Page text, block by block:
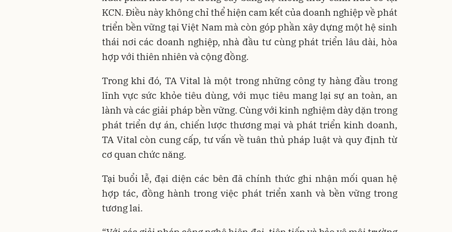
KCN. Điều này không chỉ thể hiện cam kết của doanh nghiệp về phát
triển bền vững tại Việt Nam mà còn góp phần xây dựng một hệ sinh
thái nơi các doanh nghiệp, nhà đầu tư cùng phát triển lâu dài, hòa
hợp với thiên nhiên và cộng đồng.
Trong khi đó, TA Vital là một trong những công ty hàng đầu trong
lĩnh vực sức khỏe tiêu dùng, với mục tiêu mang lại sự an toàn, an
lành và các giải pháp bền vững. Cùng với kinh nghiệm dày dặn trong
phát triển dự án, chiến lược thương mại và phát triển kinh doanh,
TA Vital còn cung cấp, tư vấn về tuân thủ pháp luật và quy định từ
cơ quan chức năng.
Tại buổi lễ, đại diện các bên đã chính thức ghi nhận mối quan hệ
hợp tác, đồng hành trong việc phát triển xanh và bền vững trong
tương lai.